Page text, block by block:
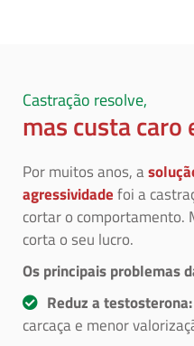
Castração resolve,
mas custa
Por muitos anos, a
agressividadefoi a
cortar o comportamento.
corta o seu lucro.
Os principais problemas
Reduz a testosterona:
carcaça e menor